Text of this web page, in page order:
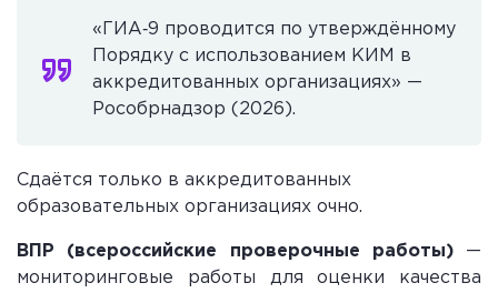
«ГИА‑9 проводится по утверждённому
Порядку с использованием КИМ в
аккредитованных организациях» —
Рособрнадзор (2026).
Сдаётся только в аккредитованных
образовательных организациях очно.
ВПР (всероссийские проверочные работы)—
мониторинговые работы для оценки качества